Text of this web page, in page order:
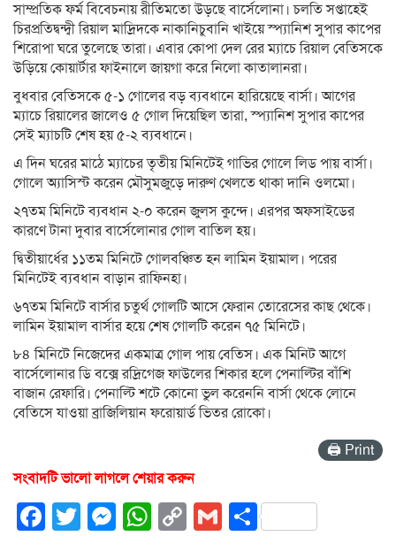
সাম্প্রতিক ফর্ম বিবেচনায় রীতিমতো উড়ছে বার্সেলোনা। চলতি সপ্তাহেই
চিরপ্রতিদ্বন্দ্বী রিয়াল মাদ্রিদকে নাকানিচুবানি খাইয়ে স্প্যানিশ সুপার কাপের
শিরোপা ঘরে তুলেছে তারা। এবার কোপা দেল রের ম্যাচে রিয়াল বেতিসকে
উড়িয়ে কোয়ার্টার ফাইনালে জায়গা করে নিলো কাতালানরা।
বুধবার বেতিসকে ৫-১ গোলের বড় ব্যবধানে হারিয়েছে বার্সা। আগের
ম্যাচে রিয়ালের জালেও ৫ গোল দিয়েছিল তারা, স্প্যানিশ সুপার কাপের
সেই ম্যাচটি শেষ হয় ৫-২ ব্যবধানে।
এ দিন ঘরের মাঠে ম্যাচের তৃতীয় মিনিটেই গাভির গোলে লিড পায় বার্সা।
গোলে অ্যাসিস্ট করেন মৌসুমজুড়ে দারুণ খেলতে থাকা দানি ওলমো।
২৭তম মিনিটে ব্যবধান ২-০ করেন জুলস কুন্দে। এরপর অফসাইডের
কারণে টানা দুবার বার্সেলোনার গোল বাতিল হয়।
দ্বিতীয়ার্ধের ১১তম মিনিটে গোলবঞ্চিত হন লামিন ইয়ামাল। পরের
মিনিটেই ব্যবধান বাড়ান রাফিনহা।
৬৭তম মিনিটে বার্সার চতুর্থ গোলটি আসে ফেরান তোরেসের কাছ থেকে।
লামিন ইয়ামাল বার্সার হয়ে শেষ গোলটি করেন ৭৫ মিনিটে।
৮৪ মিনিটে নিজেদের একমাত্র গোল পায় বেতিস। এক মিনিট আগে
বার্সেলোনার ডি বক্সে রদ্রিগেজ ফাউলের শিকার হলে পেনাল্টির বাঁশি
বাজান রেফারি। পেনাল্টি শটে কোনো ভুল করেননি বার্সা থেকে লোনে
বেতিসে যাওয়া ব্রাজিলিয়ান ফরোয়ার্ড ভিতর রোকো।
🖨 Print
সংবাদটি ভালো লাগলে শেয়ার করুন
Facebook
Twitter
Messenger
WhatsApp
CopyGmailShare